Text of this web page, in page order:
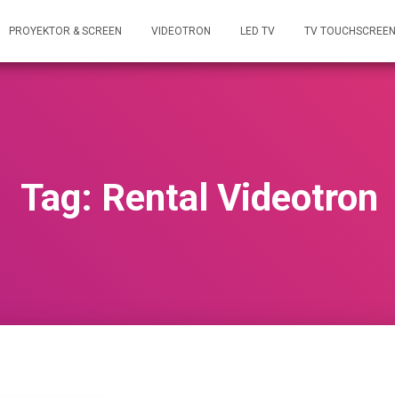
PROYEKTOR & SCREEN VIDEOTRON LED TV TV TOUCHSCREEN
Tag: Rental Videotron